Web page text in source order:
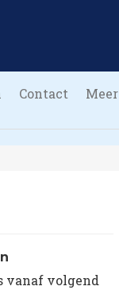
Contact Meer
vanaf volgend